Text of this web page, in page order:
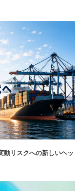
動リスクへの新しいヘッ